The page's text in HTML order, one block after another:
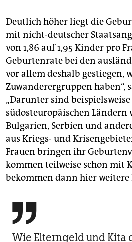
Deutlich höher liegt die
mit nicht-deutscher
von 1,86 auf 1,95 Kinder pro
Geburtenrate bei den
vor allem deshalb gestiegen,
Zuwanderergruppen haben“,
„Darunter sind beispielsweise
südosteuropäischen Ländern
Bulgarien, Serbien und
aus Kriegs- und
Frauen bringen ihr
kommen teilweise schon mit
bekommen dann hier weitere

Wie Elterngeld und Kita